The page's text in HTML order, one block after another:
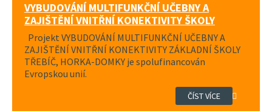
VYBUDOVÁNÍ MULTIFUNKČNÍ UČEBNY A
ZAJIŠTĚNÍ VNITŘNÍ KONEKTIVITY ŠKOLY
Projekt VYBUDOVÁNÍ MULTIFUNKČNÍ UČEBNY A
ZAJIŠTĚNÍ VNITŘNÍ KONEKTIVITY ZÁKLADNÍ ŠKOLY
TŘEBÍČ, HORKA-DOMKY je spolufinancován
Evropskou unií.
ČÍST VÍCE